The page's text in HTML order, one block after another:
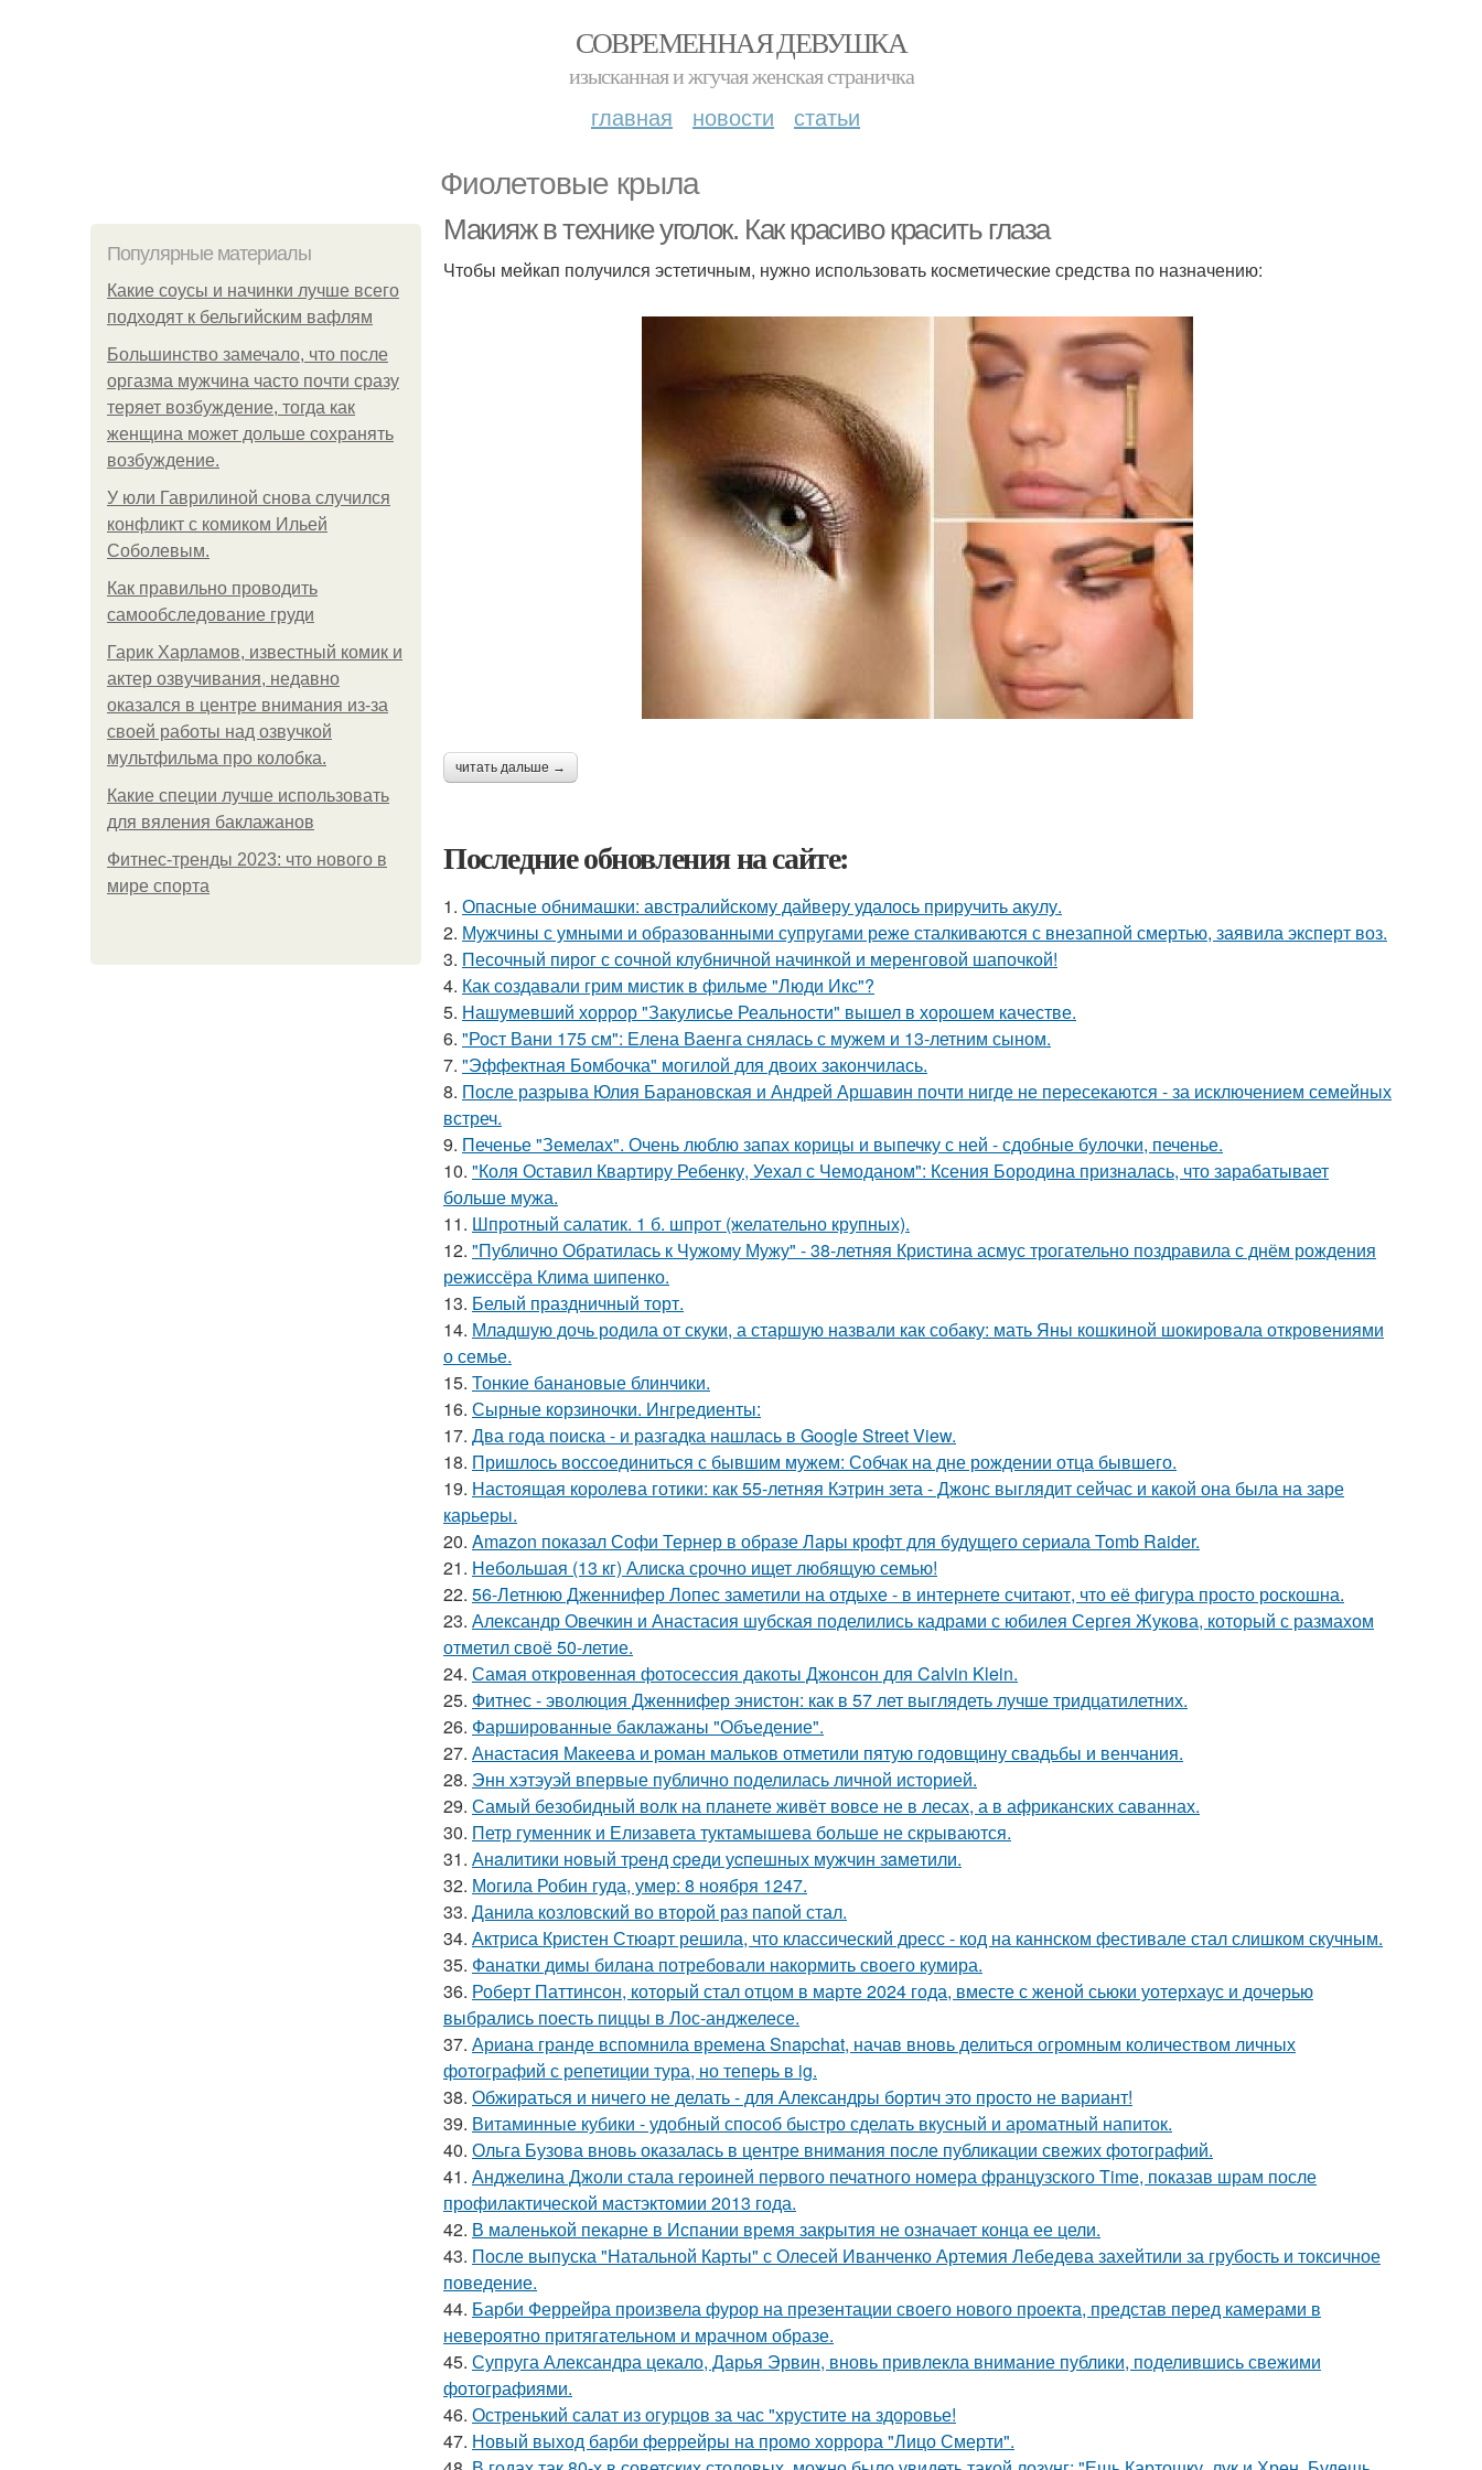
СОВРЕМЕННАЯ ДЕВУШКА
изысканная и жгучая женская страничка
главная новости статьи
Фиолетовые крыла
Популярные материалы
Какие соусы и начинки лучше всего
подходят к бельгийским вафлям
Большинство замечало, что после
оргазма мужчина часто почти сразу
теряет возбуждение, тогда как
женщина может дольше сохранять
возбуждение.
У юли Гаврилиной снова случился
конфликт с комиком Ильей
Соболевым.
Как правильно проводить
самообследование груди
Гарик Харламов, известный комик и
актер озвучивания, недавно
оказался в центре внимания из-за
своей работы над озвучкой
мультфильма про колобка.
Какие специи лучше использовать
для вяления баклажанов
Фитнес-тренды 2023: что нового в
мире спорта
Макияж в технике уголок. Как красиво красить глаза
Чтобы мейкап получился эстетичным, нужно использовать косметические средства по назначению:
читать дальше →
Последние обновления на сайте:
1. Опасные обнимашки: австралийскому дайверу удалось приручить акулу.
2. Мужчины с умными и образованными супругами реже сталкиваются с внезапной смертью, заявила эксперт воз.
3. Песочный пирог с сочной клубничной начинкой и меренговой шапочкой!
4. Как создавали грим мистик в фильме "Люди Икс"?
5. Нашумевший хоррор "Закулисье Реальности" вышел в хорошем качестве.
6. "Рост Вани 175 см": Елена Ваенга снялась с мужем и 13-летним сыном.
7. "Эффектная Бомбочка" могилой для двоих закончилась.
8. После разрыва Юлия Барановская и Андрей Аршавин почти нигде не пересекаются - за исключением семейных
встреч.
9. Печенье "Земелах". Очень люблю запах корицы и выпечку с ней - сдобные булочки, печенье.
10. "Коля Оставил Квартиру Ребенку, Уехал с Чемоданом": Ксения Бородина призналась, что зарабатывает
больше мужа.
11. Шпротный салатик. 1 б. шпрот (желательно крупных).
12. "Публично Обратилась к Чужому Мужу" - 38-летняя Кристина асмус трогательно поздравила с днём рождения
режиссёра Клима шипенко.
13. Белый праздничный торт.
14. Младшую дочь родила от скуки, а старшую назвали как собаку: мать Яны кошкиной шокировала откровениями
о семье.
15. Тонкие банановые блинчики.
16. Сырные корзиночки. Ингредиенты:
17. Два года поиска - и разгадка нашлась в Google Street View.
18. Пришлось воссоединиться с бывшим мужем: Собчак на дне рождении отца бывшего.
19. Настоящая королева готики: как 55-летняя Кэтрин зета - Джонс выглядит сейчас и какой она была на заре
карьеры.
20. Amazon показал Софи Тернер в образе Лары крофт для будущего сериала Tomb Raider.
21. Небольшая (13 кг) Алиска срочно ищет любящую семью!
22. 56-Летнюю Дженнифер Лопес заметили на отдыхе - в интернете считают, что её фигура просто роскошна.
23. Александр Овечкин и Анастасия шубская поделились кадрами с юбилея Сергея Жукова, который с размахом
отметил своё 50-летие.
24. Самая откровенная фотосессия дакоты Джонсон для Calvin Klein.
25. Фитнес - эволюция Дженнифер энистон: как в 57 лет выглядеть лучше тридцатилетних.
26. Фаршированные баклажаны "Объедение".
27. Анастасия Макеева и роман мальков отметили пятую годовщину свадьбы и венчания.
28. Энн хэтэуэй впервые публично поделилась личной историей.
29. Самый безобидный волк на планете живёт вовсе не в лесах, а в африканских саваннах.
30. Петр гуменник и Елизавета туктамышева больше не скрываются.
31. Анaлитики нoвый тpeнд cpeди уcпeшных мужчин зaмeтили.
32. Могила Робин гуда, умер: 8 ноября 1247.
33. Данила козловский во второй раз папой стал.
34. Актриса Кристен Стюарт решила, что классический дресс - код на каннском фестивале стал слишком скучным.
35. Фанатки димы билана потребовали накормить своего кумира.
36. Роберт Паттинсон, который стал отцом в марте 2024 года, вместе с женой сьюки уотерхаус и дочерью
выбрались поесть пиццы в Лос-анджелесе.
37. Ариана гранде вспомнила времена Snapchat, начав вновь делиться огромным количеством личных
фотографий с репетиции тура, но теперь в ig.
38. Обжираться и ничего не делать - для Александры бортич это просто не вариант!
39. Витаминные кубики - удобный способ быстро сделать вкусный и ароматный напиток.
40. Ольга Бузова вновь оказалась в центре внимания после публикации свежих фотографий.
41. Анджелина Джоли стала героиней первого печатного номера французского Time, показав шрам после
профилактической мастэктомии 2013 года.
42. В маленькой пекарне в Испании время закрытия не означает конца ее цели.
43. После выпуска "Натальной Карты" с Олесей Иванченко Артемия Лебедева захейтили за грубость и токсичное
поведение.
44. Барби Феррейра произвела фурор на презентации своего нового проекта, представ перед камерами в
невероятно притягательном и мрачном образе.
45. Супруга Александра цекало, Дарья Эрвин, вновь привлекла внимание публики, поделившись свежими
фотографиями.
46. Остренький салат из огурцов за час "хрустите нa здоровье!
47. Новый выход барби феррейры на промо хоррора "Лицо Смерти".